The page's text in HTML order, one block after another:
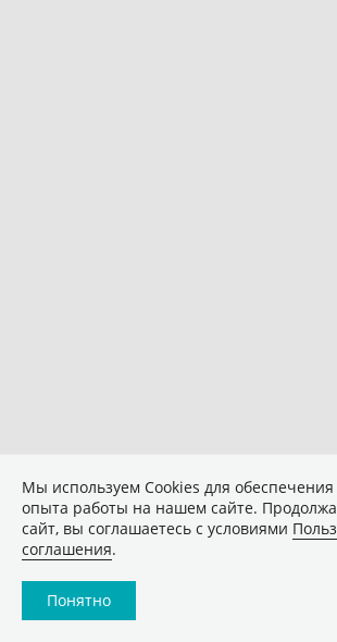
Мы используем Сookies для
опыта работы на нашем сайте.
сайт, вы соглашаетесь с условиями
соглашения.
Понятно